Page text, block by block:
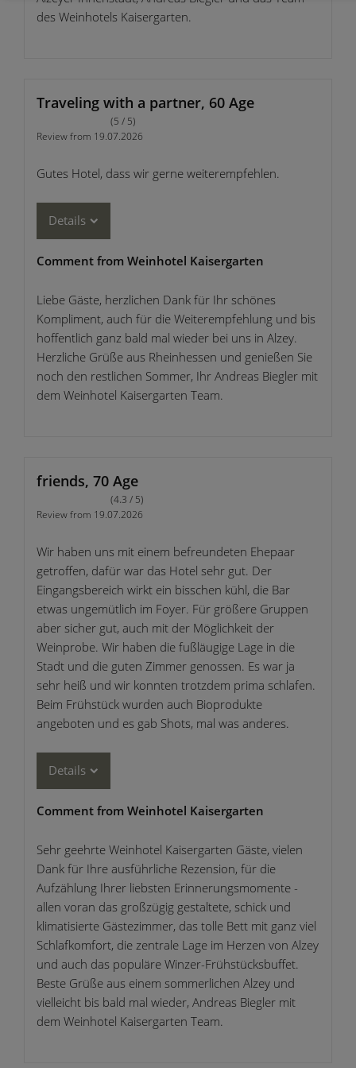
des Weinhotels Kaisergarten.
Traveling with a partner, 60 Age
(5 / 5)
Review from 19.07.2026
Gutes Hotel, dass wir gerne weiterempfehlen.
Details
Comment from Weinhotel Kaisergarten
Liebe Gäste, herzlichen Dank für Ihr schönes
Kompliment, auch für die Weiterempfehlung und bis
hoffentlich ganz bald mal wieder bei uns in Alzey.
Herzliche Grüße aus Rheinhessen und genießen Sie
noch den restlichen Sommer, Ihr Andreas Biegler mit
dem Weinhotel Kaisergarten Team.
friends, 70 Age
(4.3 / 5)
Review from 19.07.2026
Wir haben uns mit einem befreundeten Ehepaar
getroffen, dafür war das Hotel sehr gut. Der
Eingangsbereich wirkt ein bisschen kühl, die Bar
etwas ungemütlich im Foyer. Für größere Gruppen
aber sicher gut, auch mit der Möglichkeit der
Weinprobe. Wir haben die fußläugige Lage in die
Stadt und die guten Zimmer genossen. Es war ja
sehr heiß und wir konnten trotzdem prima schlafen.
Beim Frühstück wurden auch Bioprodukte
angeboten und es gab Shots, mal was anderes.
Details
Comment from Weinhotel Kaisergarten
Sehr geehrte Weinhotel Kaisergarten Gäste, vielen
Dank für Ihre ausführliche Rezension, für die
Aufzählung Ihrer liebsten Erinnerungsmomente -
allen voran das großzügig gestaltete, schick und
klimatisierte Gästezimmer, das tolle Bett mit ganz viel
Schlafkomfort, die zentrale Lage im Herzen von Alzey
und auch das populäre Winzer-Frühstücksbuffet.
Beste Grüße aus einem sommerlichen Alzey und
vielleicht bis bald mal wieder, Andreas Biegler mit
dem Weinhotel Kaisergarten Team.